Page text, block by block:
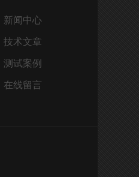
新闻中心
技术文章
测试案例
在线留言